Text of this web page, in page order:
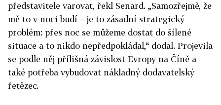
představitele varovat, řekl Senard. „Samozřejmě, že
mě to v noci budí – je to zásadní strategický
problém: přes noc se můžeme dostat do šílené
situace a to nikdo nepředpokládal,“ dodal. Projevila
se podle něj přílišná závislost Evropy na Číně a
také potřeba vybudovat nákladný dodavatelský
řetězec.